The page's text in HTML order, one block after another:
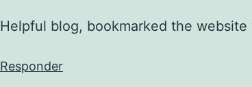
Helpful blog, bookmarked the
Responder